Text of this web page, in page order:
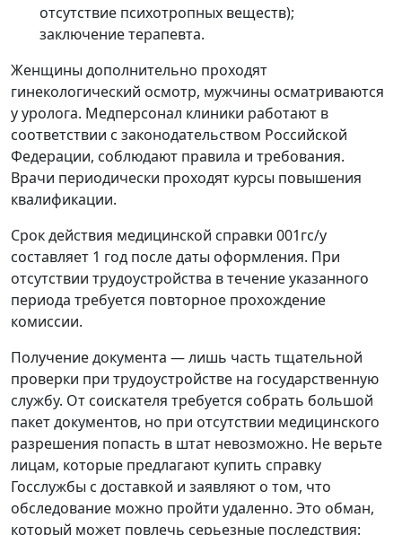
отсутствие психотропных веществ);
заключение терапевта.
Женщины дополнительно проходят
гинекологический осмотр, мужчины осматриваются
у уролога. Медперсонал клиники работают в
соответствии с законодательством Российской
Федерации, соблюдают правила и требования.
Врачи периодически проходят курсы повышения
квалификации.
Срок действия медицинской справки 001гс/у
составляет 1 год после даты оформления. При
отсутствии трудоустройства в течение указанного
периода требуется повторное прохождение
комиссии.
Получение документа — лишь часть тщательной
проверки при трудоустройстве на государственную
службу. От соискателя требуется собрать большой
пакет документов, но при отсутствии медицинского
разрешения попасть в штат невозможно. Не верьте
лицам, которые предлагают купить справку
Госслужбы с доставкой и заявляют о том, что
обследование можно пройти удаленно. Это обман,
который может повлечь серьезные последствия: